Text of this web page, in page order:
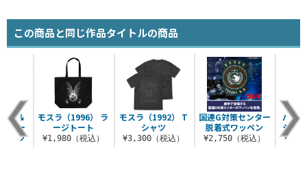
この商品と同じ作品タイトルの商品
モスラ（1992） T
シャツ
¥3,300（税込）
国連G対策センター
脱着式ワッペン
¥2,750（税込）
バー
ショ
ラ＆
ガー
ャツ
モスラ（1996） ラ
ージトート
¥1,980（税込）